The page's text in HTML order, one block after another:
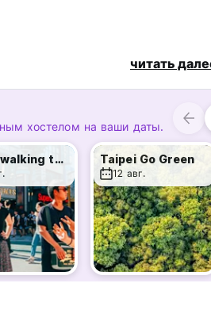
кровати в общежитии.
комнаты.
читать
хостелом на ваши даты.
Taipei walking tour_Taipei Old Town Taipei Go Green
12 авг.